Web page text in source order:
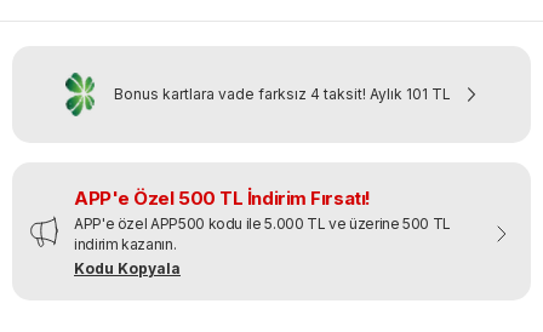
Bonus kartlara vade farksız 4 taksit! Aylık 101 TL
APP'e Özel 500 TL İndirim Fırsatı!
APP'e özel APP500 kodu ile 5.000 TL ve üzerine 500 TL
indirim kazanın.
Kodu Kopyala